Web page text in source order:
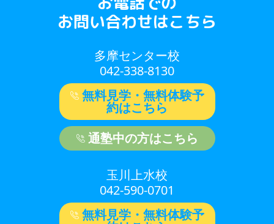
お問い合わせはこちら
多摩センター校
042-338-8130
無料見学・無料体験予
約はこちら
通塾中の方はこちら
玉川上水校
042-590-0701
無料見学・無料体験予